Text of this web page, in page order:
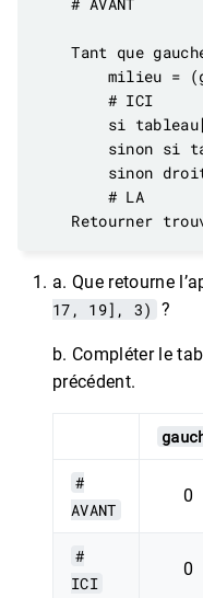
        # LA
a. Que retourne
17, 19], 3) ?
b. Compléter le
précédent.
#
AVANT
0
#
ICI
0